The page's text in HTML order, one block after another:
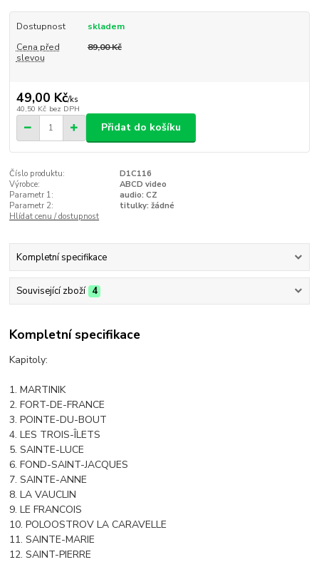
Dostupnost
skladem
Cena před
slevou
89,00 Kč
49,00 Kč/ks
40,50 Kč bez DPH
Přidat do košíku
Číslo produktu:
D1C116
Výrobce:
ABCD video
Parametr 1:
audio: CZ
Parametr 2:
titulky: žádné
Hlídat cenu / dostupnost
Kompletní specifikace
Související zboží 4
Kompletní specifikace
Kapitoly:
1. MARTINIK
2. FORT-DE-FRANCE
3. POINTE-DU-BOUT
4. LES TROIS-ÎLETS
5. SAINTE-LUCE
6. FOND-SAINT-JACQUES
7. SAINTE-ANNE
8. LA VAUCLIN
9. LE FRANCOIS
10. POLOOSTROV LA CARAVELLE
11. SAINTE-MARIE
12. SAINT-PIERRE